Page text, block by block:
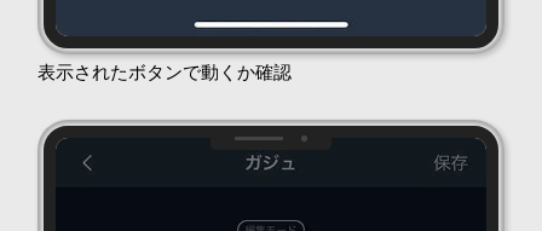
表示されたボタンで動くか確認